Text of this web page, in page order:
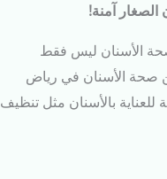
آمنة!
الأسنان ليس فقط
صحة الأسنان في رياض
للعناية بالأسنان مثل تنظيف